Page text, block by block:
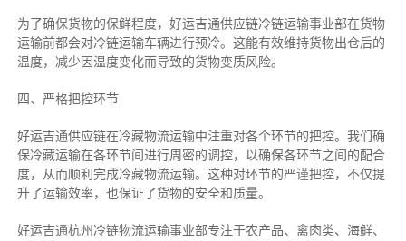
为了确保货物的保鲜程度，好运吉通供应链冷链运输事业部在货物
运输前都会对冷链运输车辆进行预冷。这能有效维持货物出仓后的
温度，减少因温度变化而导致的货物变质风险。
四、严格把控环节
好运吉通供应链在冷藏物流运输中注重对各个环节的把控。我们确
保冷藏运输在各环节间进行周密的调控，以确保各环节之间的配合
度，从而顺利完成冷藏物流运输。这种对环节的严谨把控，不仅提
升了运输效率，也保证了货物的安全和质量。
好运吉通杭州冷链物流运输事业部专注于农产品、禽肉类、海鲜、